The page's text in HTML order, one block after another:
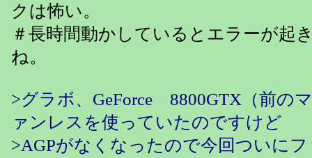
クは怖い。
＃長時間動かしているとエラーが起
ね。
>グラボ、GeForce 8800GTX（前の
ァンレスを使っていたのですけど
>AGPがなくなったので今回ついに